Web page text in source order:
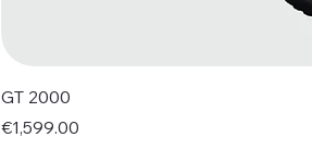
GT 2000
Price
€1,599.00